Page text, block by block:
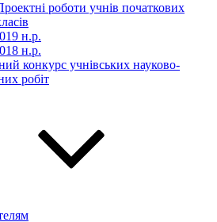
роботи учнів початкових
н.р.
н.р.
конкурс учнівських науково-
робіт